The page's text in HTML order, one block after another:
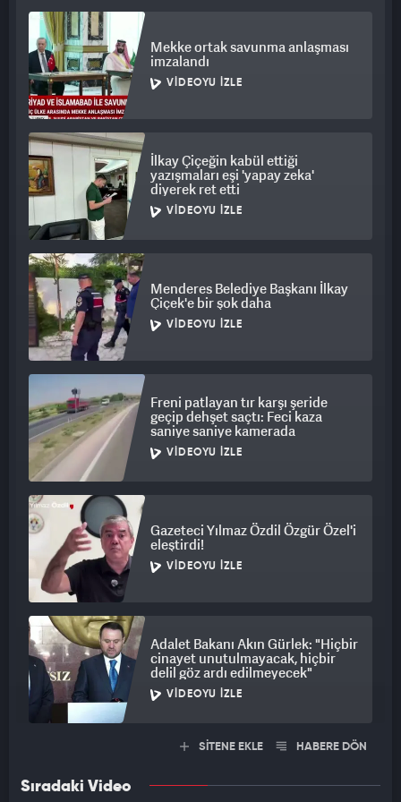
fakültelerinde uygulamalı dersler hariç diğer tüm derslerin
online yapılmasını kararlaştırdı. Üniversite, iki haftalık
çevrimiçi sürecin ardından 10-21 Ocak 2022 tarihleri arasında
yapılacak final sınavlarının da online düzenleneceğini duyurdu.
Boğaziçi Üniversitesi de 4 Ocak 2022’ye kadar derslerin
çevrimiçi işleneceğini, talep doğrultusunda etkinliklerin ileri
bir tarihe erteleneceğini açıkladı.
Mekke ortak savunma anlaşması
imzalandı
VIDEOYU İZLE
İlkay Çiçeğin kabül ettiği
yazışmaları eşi 'yapay zeka'
diyerek ret etti
VIDEOYU İZLE
Menderes Belediye Başkanı İlkay
Çiçek'e bir şok daha
VIDEOYU İZLE
Freni patlayan tır karşı şeride
geçip dehşet saçtı: Feci kaza
saniye saniye kamerada
VIDEOYU İZLE
Gazeteci Yılmaz Özdil Özgür Özel'i
eleştirdi!
VIDEOYU İZLE
Adalet Bakanı Akın Gürlek: "Hiçbir
cinayet unutulmayacak, hiçbir
delil göz ardı edilmeyecek"
VIDEOYU İZLE
SİTENE EKLE HABERE DÖN
Sıradaki Video